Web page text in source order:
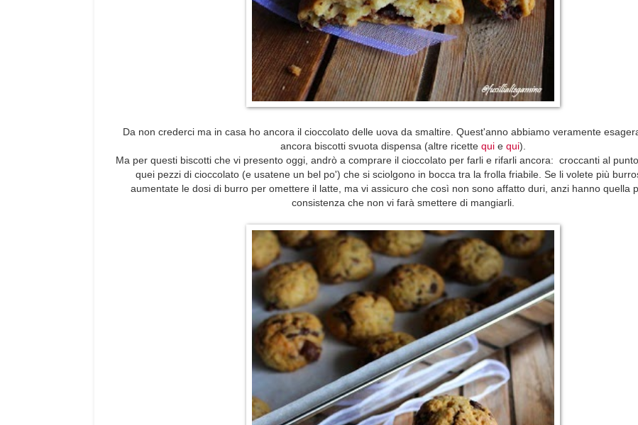
Da non crederci ma in casa ho ancora il cioccolato delle uova da smaltire. Quest'anno abbiamo veramente
ancora biscotti svuota dispensa (altre ricette qui e qui).
Ma per questi biscotti che vi presento oggi, andrò a comprare il cioccolato per farli e rifarli ancora: croccanti al
quei pezzi di cioccolato (e usatene un bel po') che si sciolgono in bocca tra la frolla friabile. Se li volete più
aumentate le dosi di burro per omettere il latte, ma vi assicuro che così non sono affatto duri, anzi hanno quella
consistenza che non vi farà smettere di mangiarli.